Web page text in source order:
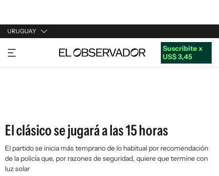
URUGUAY
URUGUAY
ARGENTINA
Suscribite x
US$ 3,45
El clásico se jugará a las 15 horas
El partido se inicia más temprano de lo habitual por recomendación
de la policía que, por razones de seguridad, quiere que termine con
luz solar